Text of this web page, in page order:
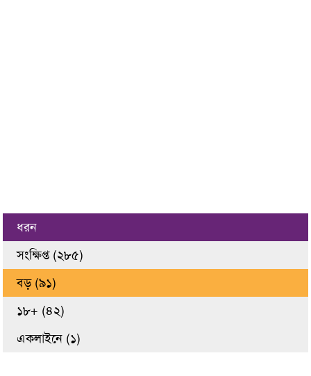
ধরন
সংক্ষিপ্ত (২৮৫)
বড় (৯১)
১৮+ (৪২)
একলাইনে (১)